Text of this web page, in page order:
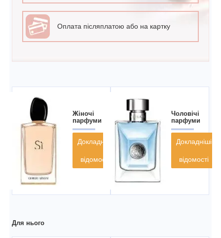
Оплата післяплатою або на картку
Жіночі
парфуми
Докладніші
відомості
Чоловічі
парфуми
Докладніші
відомості
Для нього